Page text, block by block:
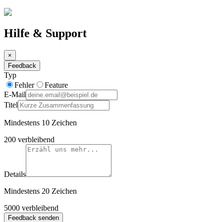
Hilfe & Support
×
Feedback
Typ
Fehler
Feature
E-Mail
Titel
Mindestens 10 Zeichen
200 verbleibend
Details
Mindestens 20 Zeichen
5000 verbleibend
Feedback senden